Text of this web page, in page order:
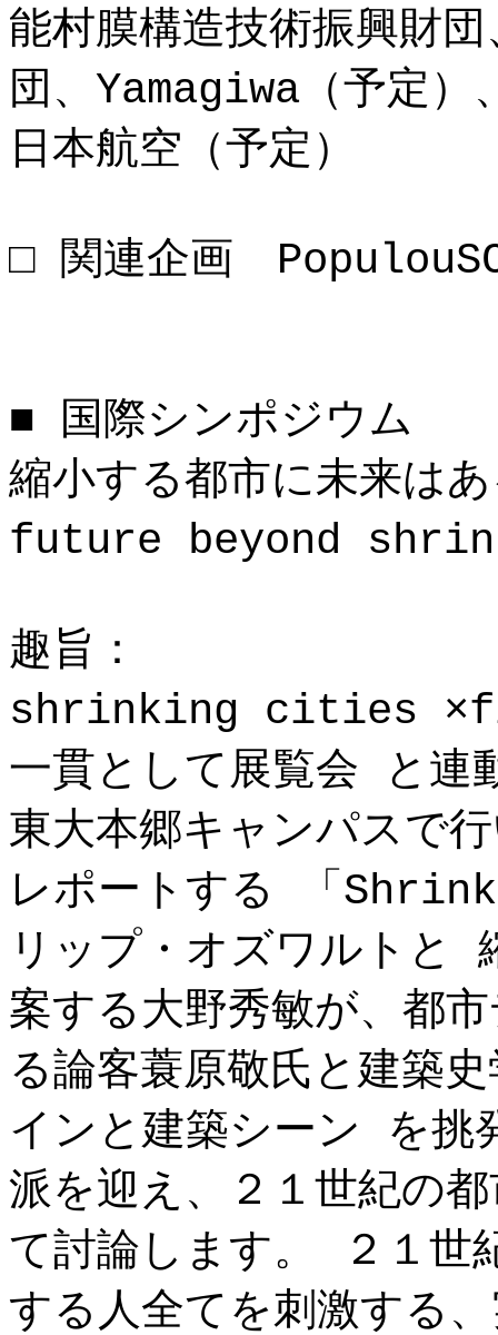
能村膜構造技術振興財
団、Yamagiwa（予定）
日本航空（予定）
□ 関連企画
■ 国際シンポジウム
縮小する都市に未来
future beyond
趣旨：
shrinking cities
一貫として展覧会 と連
東大本郷キャンパスで
レポートする 「
リップ・オズワルトと
案する大野秀敏が、都
る論客蓑原敬氏と建築
インと建築シーン を挑
派を迎え、２１世紀の
て討論します。 ２１世
する人全てを刺激する